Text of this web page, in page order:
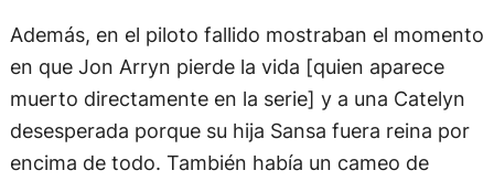
Además, en el piloto fallido mostraban el momento
en que Jon Arryn pierde la vida [quien aparece
muerto directamente en la serie] y a una Catelyn
desesperada porque su hija Sansa fuera reina por
encima de todo. También había un cameo de